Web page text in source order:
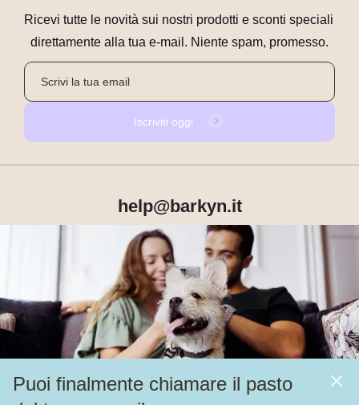
Puoi finalmente chiamare il pasto
Ricevi tutte le novità sui nostri prodotti e sconti speciali
direttamente alla tua e-mail. Niente spam, promesso.
Iscriviti oggi
help@barkyn.it
Prodotti
Altri link